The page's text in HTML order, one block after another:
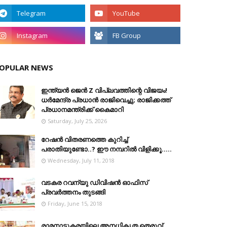
NEWS
ഇന്ത്യൻ ജെൻ Z വിപ്ലവത്തിന്റെ വിജയം!
ധർമേന്ദ്ര പ്രധാൻ രാജിവെച്ചു; രാജിക്കത്ത്
പ്രധാനമന്ത്രിക്ക് കൈമാറി
Saturday, July 25, 2026
റേഷൻ വിതരണത്തെ കുറിച്ച്
പരാതിയുണ്ടോ..? ഈ നമ്പറില്‍ വിളിക്കൂ.....
Wednesday, July 11, 2018
വടകര റവന്യു ഡിവിഷൻ ഓഫിസ്
പ്രവർത്തനം തുടങ്ങി
Friday, June 15, 2018